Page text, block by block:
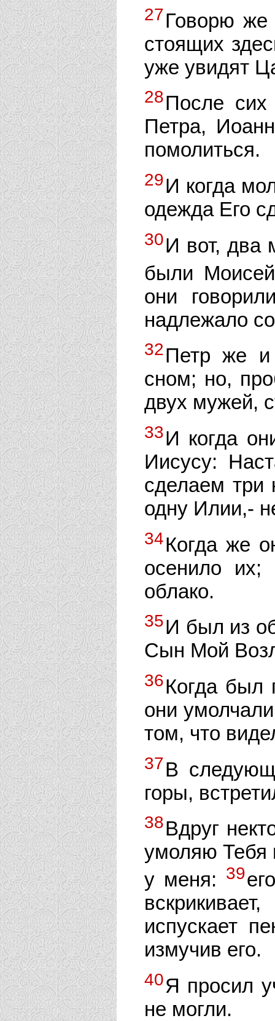
27Говорю же
стоящих
уже увидят
28После сих
Петра,
помолиться.
29И когда
одежда Его
30И вот, два
были
они
надлежало
32Петр же
сном; но,
двух мужей,
33И когда
Иисусу:
сделаем
одну Илии,-
34Когда же
осенило их;
облако.
35И был из
Сын Мой
36Когда был
они
том, что
37В
горы,
38Вдруг
умоляю Тебя
у меня: 39
испускает
измучив его.
40Я просил
не могли.